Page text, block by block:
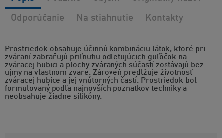
Prostriedok obsahuje účinnú kombináciu látok, ktoré pri
zváraní zabraňujú priľnutiu odletujúcich guľôčok na
zváracej hubici a plochy zváraných súčastí zostávajú bez
ujmy na vlastnom zvare. Zároveň predlžuje životnosť
zváracej hubice a jej vnútorných častí. Prostriedok bol
formulovaný podľa najnovších poznatkov techniky a
neobsahuje žiadne silikóny.
Odporúčanie Na stiahnutie Kontakty